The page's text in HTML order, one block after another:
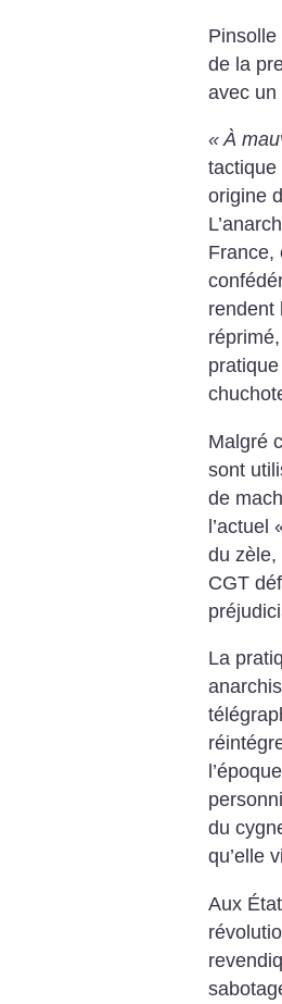
de la
avec un
« À
tactique
origine
France,
rendent
Malgré
sont
de
l’actuel
du zèle,
CGT
La
du
qu’elle
Aux